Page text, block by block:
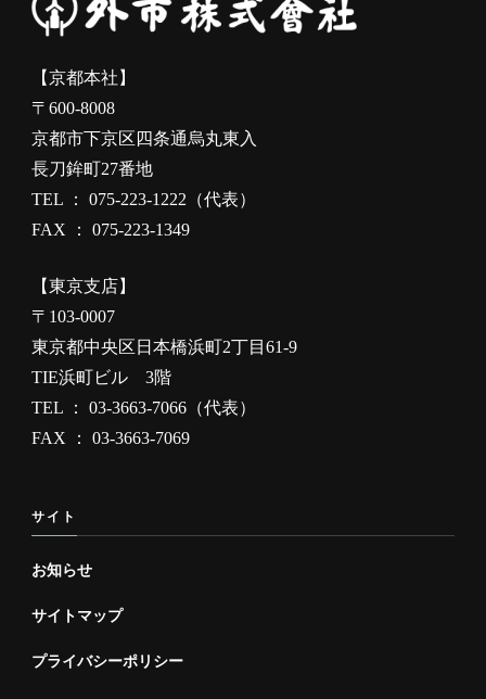
【京都本社】
〒600-8008
京都市下京区四条通烏丸東入
長刀鉾町27番地
TEL ： 075-223-1222（代表）
FAX ： 075-223-1349
【東京支店】
〒103-0007
東京都中央区日本橋浜町2丁目61-9
TIE浜町ビル 3階
TEL ： 03-3663-7066（代表）
FAX ： 03-3663-7069
サイト
お知らせ
サイトマップ
プライバシーポリシー